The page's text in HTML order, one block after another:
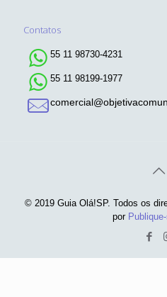
Contatos
55 11 98730-4231
55 11 98199-1977
© 2019 Guia Olá!SP. Todos os
por